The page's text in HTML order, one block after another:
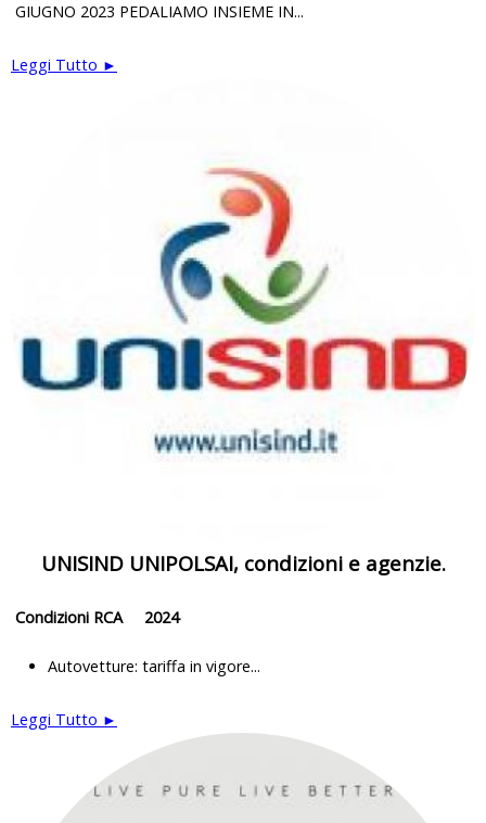
GIUGNO 2023 PEDALIAMO INSIEME IN...
Leggi Tutto ►
UNISIND UNIPOLSAI, condizioni e agenzie.
Condizioni RCA 2024
Autovetture: tariffa in vigore...
Leggi Tutto ►